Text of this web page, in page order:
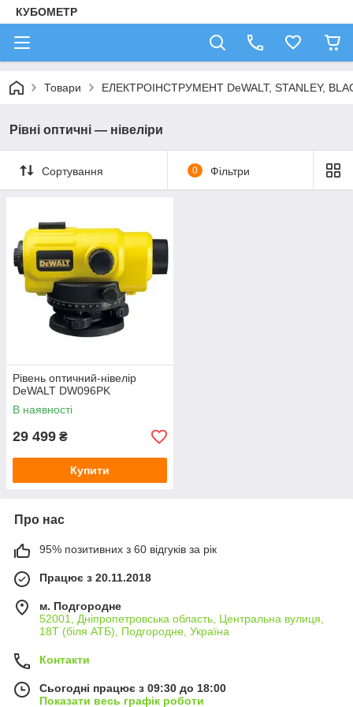
КУБОМЕТР
Товари ЕЛЕКТРОІНСТРУМЕНТ DeWALT, STANLEY,
Рівні оптичні — нівеліри
Сортування 0 Фільтри
Рівень оптичний-нівелір
DeWALT DW096PK
В наявності
29 499 ₴
Купити
Про нас
95% позитивних з 60 відгуків за рік
Працює з 20.11.2018
м. Подгородне
52001, Дніпропетровська область, Центральна вулиця,
18Т (біля АТБ), Подгородне, Україна
Контакти
Сьогодні працює з 09:30 до 18:00
Показати весь графік роботи